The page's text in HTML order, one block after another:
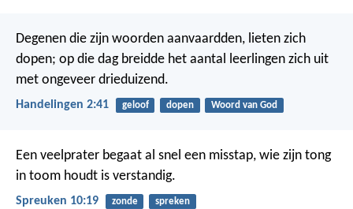
Degenen die zijn woorden aanvaardden, lieten zich
dopen; op die dag breidde het aantal leerlingen zich uit
met ongeveer drieduizend.
Handelingen 2:41 geloof dopen Woord van God
Een veelprater begaat al snel een misstap, wie zijn tong
in toom houdt is verstandig.
Spreuken 10:19 zonde spreken